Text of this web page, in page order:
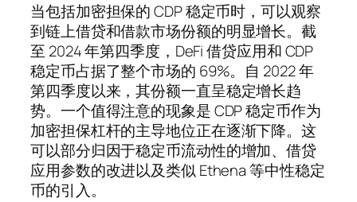
当包括加密担保的 CDP 稳定币时，可以观察
到链上借贷和借款市场份额的明显增长。截
至 2024 年第四季度，DeFi 借贷应用和 CDP
稳定币占据了整个市场的 69%。自 2022 年
第四季度以来，其份额一直呈稳定增长趋
势。一个值得注意的现象是 CDP 稳定币作为
加密担保杠杆的主导地位正在逐渐下降。这
可以部分归因于稳定币流动性的增加、借贷
应用参数的改进以及类似 Ethena 等中性稳定
币的引入。